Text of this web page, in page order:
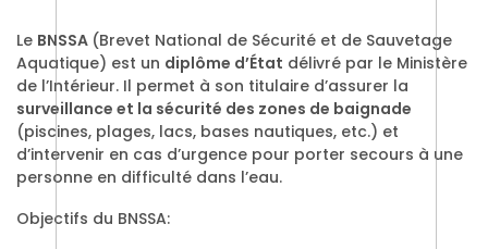
Le BNSSA (Brevet National de Sécurité et de Sauvetage
Aquatique) est un diplôme d’État délivré par le Ministère
de l’Intérieur. Il permet à son titulaire d’assurer la
surveillance et la sécurité des zones de baignade
(piscines, plages, lacs, bases nautiques, etc.) et
d’intervenir en cas d’urgence pour porter secours à une
personne en difficulté dans l’eau.
Objectifs du BNSSA: